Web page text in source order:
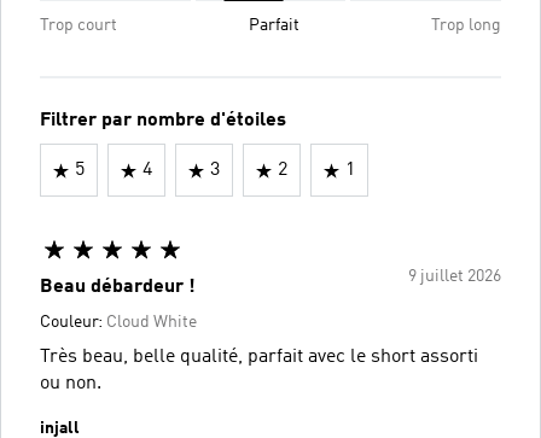
Trop court Parfait Trop long
Filtrer par nombre d'étoiles
5 4 3 2 1
9 juillet 2026
Beau débardeur !
Couleur: Cloud White
Très beau, belle qualité, parfait avec le short assorti
ou non.
injall